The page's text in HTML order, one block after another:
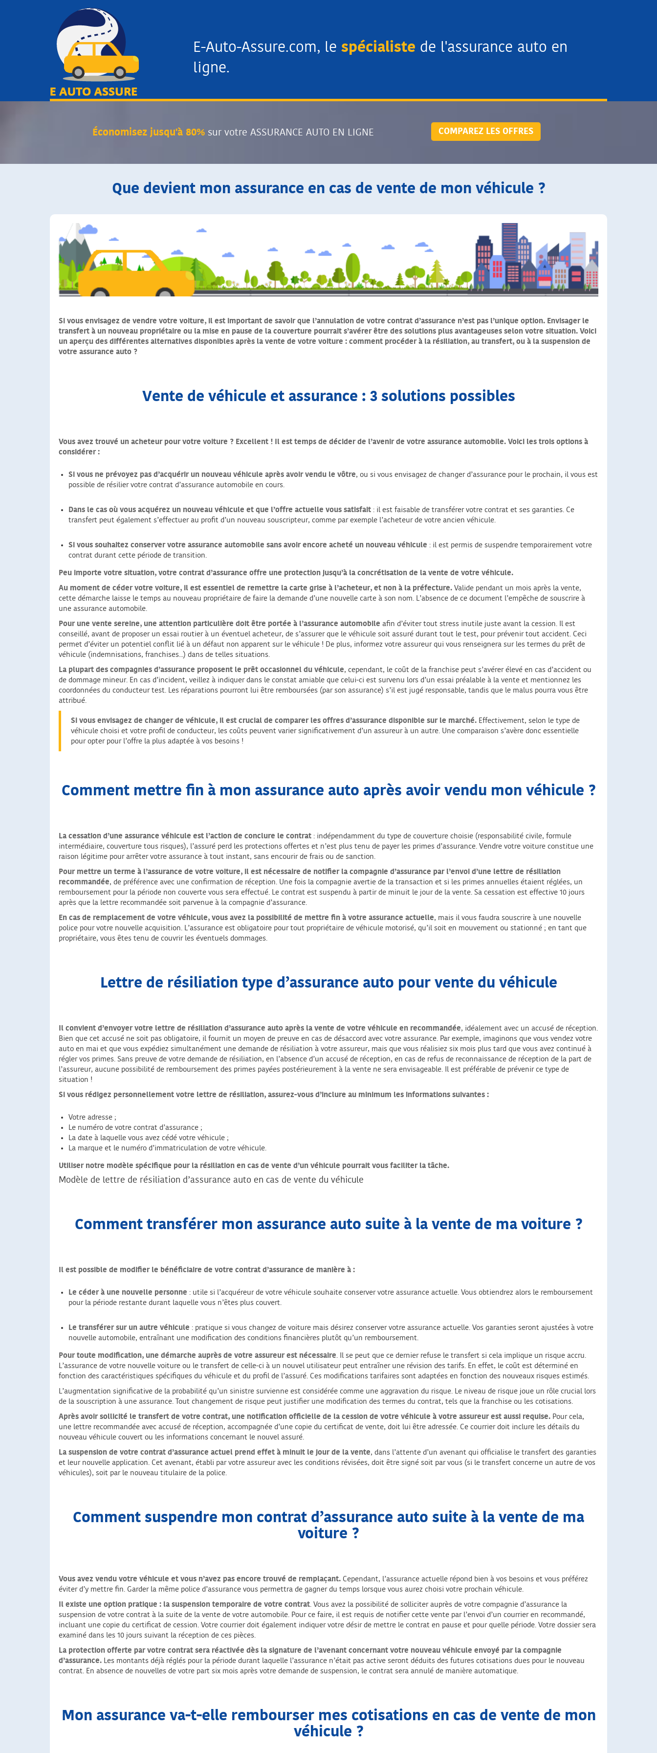
E-Auto-Assure.com, le spécialiste de l'assurance auto en
ligne.
Économisez jusqu'à 80% sur votre ASSURANCE AUTO EN LIGNE COMPAREZ LES OFFRES
Que devient mon assurance en cas de vente de mon véhicule ?
Si vous envisagez de vendre votre voiture, il est important de savoir que l’annulation de votre contrat d’assurance n’est pas l’unique option. Envisager le
transfert à un nouveau propriétaire ou la mise en pause de la couverture pourrait s’avérer être des solutions plus avantageuses selon votre situation. Voici
un aperçu des différentes alternatives disponibles après la vente de votre voiture : comment procéder à la résiliation, au transfert, ou à la suspension de
votre assurance auto ?
Vente de véhicule et assurance : 3 solutions possibles
Vous avez trouvé un acheteur pour votre voiture ? Excellent ! Il est temps de décider de l’avenir de votre assurance automobile. Voici les trois options à
considérer :
Si vous ne prévoyez pas d’acquérir un nouveau véhicule après avoir vendu le vôtre, ou si vous envisagez de changer d’assurance pour le prochain, il vous est
possible de résilier votre contrat d’assurance automobile en cours.
Dans le cas où vous acquérez un nouveau véhicule et que l’offre actuelle vous satisfait : il est faisable de transférer votre contrat et ses garanties. Ce
transfert peut également s’effectuer au profit d’un nouveau souscripteur, comme par exemple l’acheteur de votre ancien véhicule.
Si vous souhaitez conserver votre assurance automobile sans avoir encore acheté un nouveau véhicule : il est permis de suspendre temporairement votre
contrat durant cette période de transition.
Peu importe votre situation, votre contrat d’assurance offre une protection jusqu’à la concrétisation de la vente de votre véhicule.
Au moment de céder votre voiture, il est essentiel de remettre la carte grise à l’acheteur, et non à la préfecture. Valide pendant un mois après la vente,
cette démarche laisse le temps au nouveau propriétaire de faire la demande d’une nouvelle carte à son nom. L’absence de ce document l’empêche de souscrire à
une assurance automobile.
Pour une vente sereine, une attention particulière doit être portée à l’assurance automobile afin d’éviter tout stress inutile juste avant la cession. Il est
conseillé, avant de proposer un essai routier à un éventuel acheteur, de s’assurer que le véhicule soit assuré durant tout le test, pour prévenir tout accident. Ceci
permet d’éviter un potentiel conflit lié à un défaut non apparent sur le véhicule ! De plus, informez votre assureur qui vous renseignera sur les termes du prêt de
véhicule (indemnisations, franchises...) dans de telles situations.
La plupart des compagnies d’assurance proposent le prêt occasionnel du véhicule, cependant, le coût de la franchise peut s’avérer élevé en cas d’accident ou
de dommage mineur. En cas d’incident, veillez à indiquer dans le constat amiable que celui-ci est survenu lors d’un essai préalable à la vente et mentionnez les
coordonnées du conducteur test. Les réparations pourront lui être remboursées (par son assurance) s’il est jugé responsable, tandis que le malus pourra vous être
attribué.
Si vous envisagez de changer de véhicule, il est crucial de comparer les offres d’assurance disponible sur le marché. Effectivement, selon le type de
véhicule choisi et votre profil de conducteur, les coûts peuvent varier significativement d’un assureur à un autre. Une comparaison s’avère donc essentielle
pour opter pour l’offre la plus adaptée à vos besoins !
Comment mettre fin à mon assurance auto après avoir vendu mon véhicule ?
La cessation d’une assurance véhicule est l’action de conclure le contrat : indépendamment du type de couverture choisie (responsabilité civile, formule
intermédiaire, couverture tous risques), l’assuré perd les protections offertes et n’est plus tenu de payer les primes d’assurance. Vendre votre voiture constitue une
raison légitime pour arrêter votre assurance à tout instant, sans encourir de frais ou de sanction.
Pour mettre un terme à l’assurance de votre voiture, il est nécessaire de notifier la compagnie d’assurance par l’envoi d’une lettre de résiliation
recommandée, de préférence avec une confirmation de réception. Une fois la compagnie avertie de la transaction et si les primes annuelles étaient réglées, un
remboursement pour la période non couverte vous sera effectué. Le contrat est suspendu à partir de minuit le jour de la vente. Sa cessation est effective 10 jours
après que la lettre recommandée soit parvenue à la compagnie d’assurance.
En cas de remplacement de votre véhicule, vous avez la possibilité de mettre fin à votre assurance actuelle, mais il vous faudra souscrire à une nouvelle
police pour votre nouvelle acquisition. L’assurance est obligatoire pour tout propriétaire de véhicule motorisé, qu’il soit en mouvement ou stationné ; en tant que
propriétaire, vous êtes tenu de couvrir les éventuels dommages.
Lettre de résiliation type d’assurance auto pour vente du véhicule
Il convient d’envoyer votre lettre de résiliation d’assurance auto après la vente de votre véhicule en recommandée, idéalement avec un accusé de réception.
Bien que cet accusé ne soit pas obligatoire, il fournit un moyen de preuve en cas de désaccord avec votre assurance. Par exemple, imaginons que vous vendez votre
auto en mai et que vous expédiez simultanément une demande de résiliation à votre assureur, mais que vous réalisiez six mois plus tard que vous avez continué à
régler vos primes. Sans preuve de votre demande de résiliation, en l’absence d’un accusé de réception, en cas de refus de reconnaissance de réception de la part de
l’assureur, aucune possibilité de remboursement des primes payées postérieurement à la vente ne sera envisageable. Il est préférable de prévenir ce type de
situation !
Si vous rédigez personnellement votre lettre de résiliation, assurez-vous d’inclure au minimum les informations suivantes :
Votre adresse ;
Le numéro de votre contrat d’assurance ;
La date à laquelle vous avez cédé votre véhicule ;
La marque et le numéro d’immatriculation de votre véhicule.
Utiliser notre modèle spécifique pour la résiliation en cas de vente d’un véhicule pourrait vous faciliter la tâche.
Modèle de lettre de résiliation d’assurance auto en cas de vente du véhicule
Comment transférer mon assurance auto suite à la vente de ma voiture ?
Il est possible de modifier le bénéficiaire de votre contrat d’assurance de manière à :
Le céder à une nouvelle personne : utile si l’acquéreur de votre véhicule souhaite conserver votre assurance actuelle. Vous obtiendrez alors le remboursement
pour la période restante durant laquelle vous n’êtes plus couvert.
Le transférer sur un autre véhicule : pratique si vous changez de voiture mais désirez conserver votre assurance actuelle. Vos garanties seront ajustées à votre
nouvelle automobile, entraînant une modification des conditions financières plutôt qu’un remboursement.
Pour toute modification, une démarche auprès de votre assureur est nécessaire. Il se peut que ce dernier refuse le transfert si cela implique un risque accru.
L’assurance de votre nouvelle voiture ou le transfert de celle-ci à un nouvel utilisateur peut entraîner une révision des tarifs. En effet, le coût est déterminé en
fonction des caractéristiques spécifiques du véhicule et du profil de l’assuré. Ces modifications tarifaires sont adaptées en fonction des nouveaux risques estimés.
L’augmentation significative de la probabilité qu’un sinistre survienne est considérée comme une aggravation du risque. Le niveau de risque joue un rôle crucial lors
de la souscription à une assurance. Tout changement de risque peut justifier une modification des termes du contrat, tels que la franchise ou les cotisations.
Après avoir sollicité le transfert de votre contrat, une notification officielle de la cession de votre véhicule à votre assureur est aussi requise. Pour cela,
une lettre recommandée avec accusé de réception, accompagnée d’une copie du certificat de vente, doit lui être adressée. Ce courrier doit inclure les détails du
nouveau véhicule couvert ou les informations concernant le nouvel assuré.
La suspension de votre contrat d’assurance actuel prend effet à minuit le jour de la vente, dans l’attente d’un avenant qui officialise le transfert des garanties
et leur nouvelle application. Cet avenant, établi par votre assureur avec les conditions révisées, doit être signé soit par vous (si le transfert concerne un autre de vos
véhicules), soit par le nouveau titulaire de la police.
Comment suspendre mon contrat d’assurance auto suite à la vente de ma
voiture ?
Vous avez vendu votre véhicule et vous n’avez pas encore trouvé de remplaçant. Cependant, l’assurance actuelle répond bien à vos besoins et vous préférez
éviter d’y mettre fin. Garder la même police d’assurance vous permettra de gagner du temps lorsque vous aurez choisi votre prochain véhicule.
Il existe une option pratique : la suspension temporaire de votre contrat. Vous avez la possibilité de solliciter auprès de votre compagnie d’assurance la
suspension de votre contrat à la suite de la vente de votre automobile. Pour ce faire, il est requis de notifier cette vente par l’envoi d’un courrier en recommandé,
incluant une copie du certificat de cession. Votre courrier doit également indiquer votre désir de mettre le contrat en pause et pour quelle période. Votre dossier sera
examiné dans les 10 jours suivant la réception de ces pièces.
La protection offerte par votre contrat sera réactivée dès la signature de l’avenant concernant votre nouveau véhicule envoyé par la compagnie
d’assurance. Les montants déjà réglés pour la période durant laquelle l’assurance n’était pas active seront déduits des futures cotisations dues pour le nouveau
contrat. En absence de nouvelles de votre part six mois après votre demande de suspension, le contrat sera annulé de manière automatique.
Mon assurance va-t-elle rembourser mes cotisations en cas de vente de mon
véhicule ?